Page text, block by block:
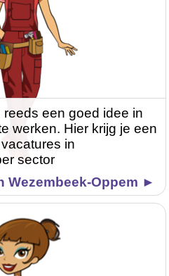
een goed idee in
werken. Hier krijg je een
in
sector
Wezembeek-Oppem ►